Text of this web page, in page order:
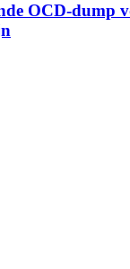
OCD-dump